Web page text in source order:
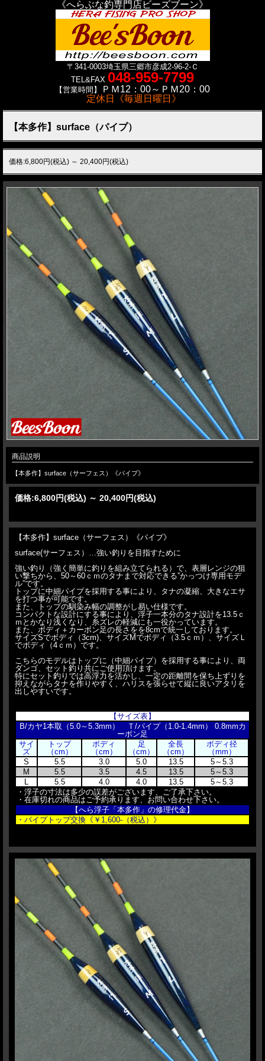
《へらぶな釣専門店ビーズブーン》
〒341-0003埼玉県三郷市彦成2-96-2-Ｃ
TEL&FAX 048-959-7799
【営業時間】
ＰＭ12：00～ＰＭ20：00
定休日《毎週日曜日》
【本多作】surface（パイプ）
価格:6,800円(税込) ～ 20,400円(税込)
商品説明
【本多作】surface（サーフェス）《パイプ》
価格:6,800円(税込) ～ 20,400円(税込)
【本多作】surface（サーフェス）《パイプ》
surface(サーフェス）…強い釣りを目指すために
強い釣り（強く簡単に釣りを組み立てられる）で、表層レンジの狙
い撃ちから、50～60ｃｍのタナまで対応できる”かっつけ専用モデ
ル”です。
トップに中細パイプを採用する事により、タナの凝縮、大きなエサ
を打つ事が可能です。
また、トップの馴染み幅の調整がし易い仕様です。
コンパクトな設計にする事により、浮子一本分のタナ設計を13.5ｃ
ｍとかなり浅くなり、糸ズレの軽減にも一役かっています。
また、ボディ＋カーボン足の長さをを8cmで統一しております。
サイズSでボディ（3cm)、サイズMでボディ（3.5ｃｍ）、サイズＬ
でボディ（4ｃｍ）です。
こちらのモデルはトップに（中細パイプ）を採用する事により、両
ダンゴ、セット釣り共にご使用頂けます。
特にセット釣りでは高浮力を活かし、一定の距離間を保ち上ずりを
抑えながらタナを作りやすく、ハリスを張らせて縦に良いアタリを
出しやすいです。
【サイズ表】
B/カヤ1本取（5.0～5.3mm） Ｔ/パイプ（1.0-1.4mm） 0.8mmカ
ーボン足
サイ
ズ
トップ
（cm）
ボディ
（cm）
足
（cm）
全長
（cm）
ボディ径
（mm）
S
5.5 3.0 5.0 13.5
5～5.3
M
5.5 3.5 4.5 13.5
5～5.3
5.5 4.0 4.0 13.5
5～5.3
・浮子の寸法は多少の誤差がございます、ご了承下さい。
・在庫切れの商品はご予約承ります、お問い合わせ下さい。
【へら浮子「本多作」の修理代金】
・パイプトップ交換《￥1,600-（税込）》